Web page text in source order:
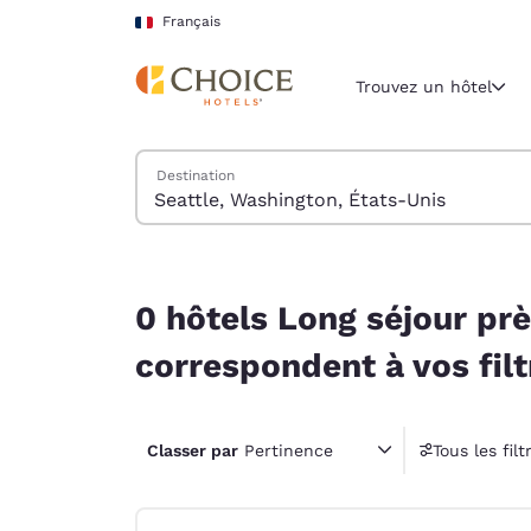
Sauter à Contenu Principal
Français
Région et lieu
Amériques
United
América
Trouvez un hôtel
Trouver des hôtels
Destination
0 hôtels Long séjour
correspondent à vos
Classer par Pertinence Tous les
4